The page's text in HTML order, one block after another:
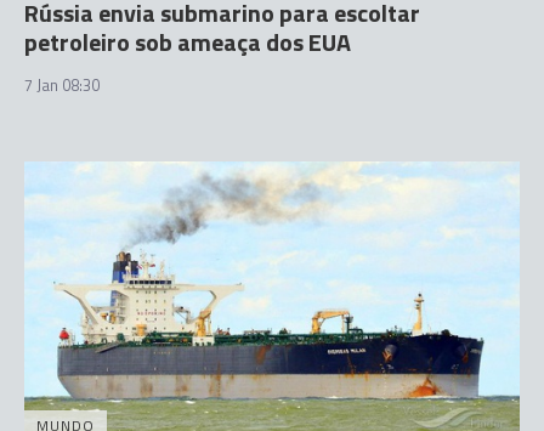
Rússia envia submarino para escoltar
petroleiro sob ameaça dos EUA
7 Jan 08:30
MUNDO